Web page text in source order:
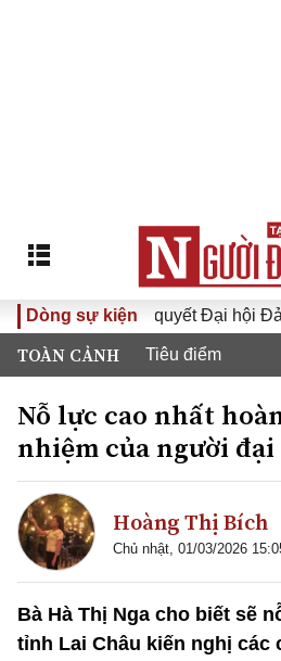
Dòng sự kiện
Nghị quyết Đại hội Đảng XIV vào
TOÀN CẢNH Tiêu điểm
Nỗ lực cao nhất
nhiệm của người
Hoàng Thị Bích
Chủ nhật, 01/03/2026
Bà Hà Thị Nga cho biết sẽ
tỉnh Lai Châu kiến nghị các